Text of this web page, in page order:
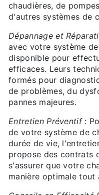
chaudières, de
d'autres systèmes de
Dépannage et
avec votre système
disponible pour
efficaces. Leurs
formés pour
de problèmes, du
pannes majeures.
Entretien Préventif:
de votre système de
durée de vie,
propose des contrats
s'assurer que votre
manière optimale tout